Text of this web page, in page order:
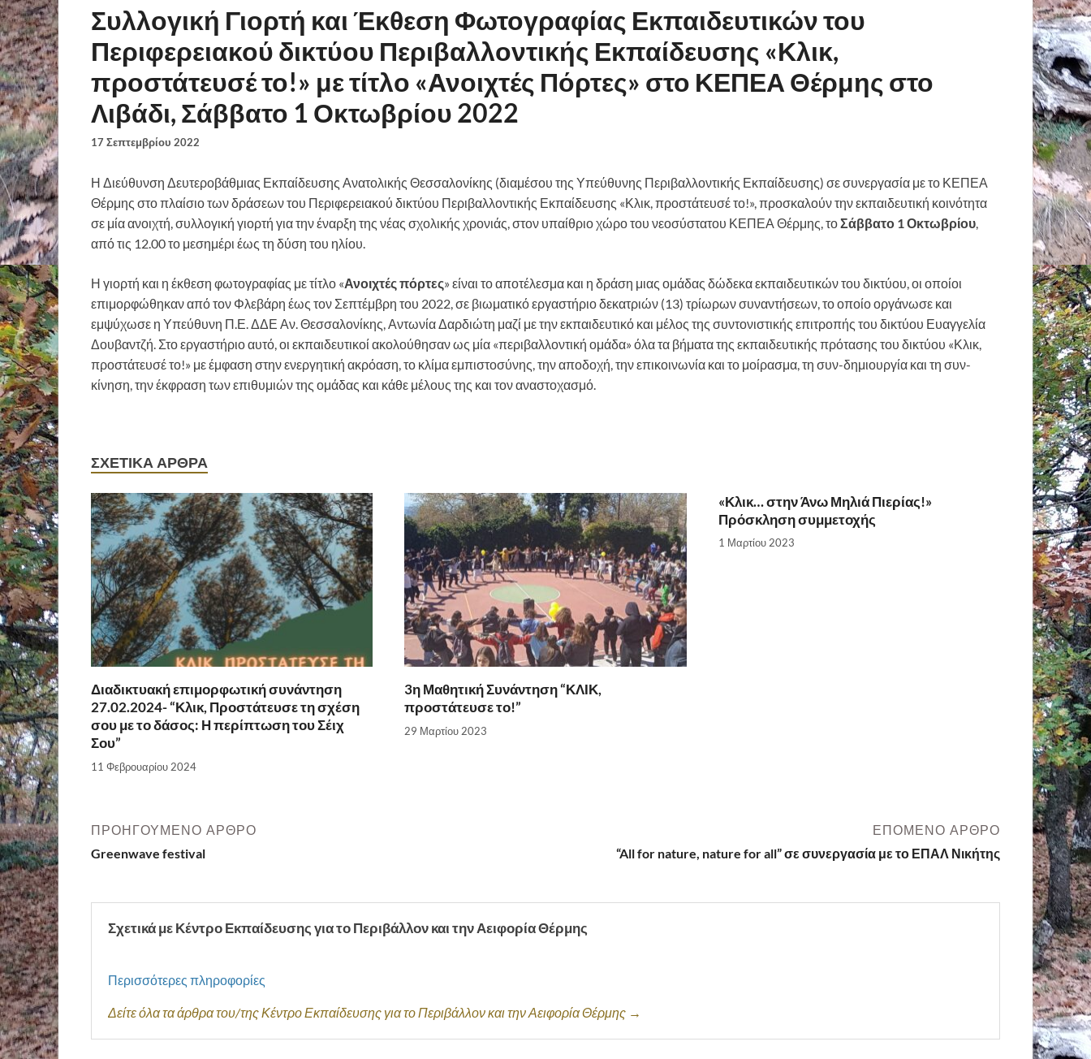
Συλλογική Γιορτή και Έκθεση Φωτογραφίας Εκπαιδευτικών του
Περιφερειακού δικτύου Περιβαλλοντικής Εκπαίδευσης «Κλικ,
προστάτευσέ το!» με τίτλο «Ανοιχτές Πόρτες» στο ΚΕΠΕΑ Θέρμης στο
Λιβάδι, Σάββατο 1 Οκτωβρίου 2022
17 Σεπτεμβρίου 2022
Η Διεύθυνση Δευτεροβάθμιας Εκπαίδευσης Ανατολικής Θεσσαλονίκης (διαμέσου της Υπεύθυνης Περιβαλλοντικής Εκπαίδευσης) σε συνεργασία με το ΚΕΠΕΑ
Θέρμης στο πλαίσιο των δράσεων του Περιφερειακού δικτύου Περιβαλλοντικής Εκπαίδευσης «Κλικ, προστάτευσέ το!», προσκαλούν την εκπαιδευτική κοινότητα
σε μία ανοιχτή, συλλογική γιορτή για την έναρξη της νέας σχολικής χρονιάς, στον υπαίθριο χώρο του νεοσύστατου ΚΕΠΕΑ Θέρμης, τοΣάββατο 1 Οκτωβρίου
από τις 12.00 το μεσημέρι έως τη δύση του ηλίου.
Η γιορτή και η έκθεση φωτογραφίας με τίτλο «Ανοιχτές πόρτες» είναι το αποτέλεσμα και η δράση μιας ομάδας δώδεκα εκπαιδευτικών του δικτύου, οι οποίοι
επιμορφώθηκαν από τον Φλεβάρη έως τον Σεπτέμβρη του 2022, σε βιωματικό εργαστήριο δεκατριών (13) τρίωρων συναντήσεων, το οποίο οργάνωσε και
εμψύχωσε η Υπεύθυνη Π.Ε. ΔΔΕ Αν. Θεσσαλονίκης, Αντωνία Δαρδιώτη μαζί με την εκπαιδευτικό και μέλος της συντονιστικής επιτροπής του δικτύου Ευαγγελία
Δουβαντζή. Στο εργαστήριο αυτό, οι εκπαιδευτικοί ακολούθησαν ως μία «περιβαλλοντική ομάδα» όλα τα βήματα της εκπαιδευτικής πρότασης του δικτύου «Κλικ,
προστάτευσέ το!» με έμφαση στην ενεργητική ακρόαση, το κλίμα εμπιστοσύνης, την αποδοχή, την επικοινωνία και το μοίρασμα, τη συν-δημιουργία και τη συν-
κίνηση, την έκφραση των επιθυμιών της ομάδας και κάθε μέλους της και τον αναστοχασμό.
ΣΧΕΤΙΚΆ ΆΡΘΡΑ
Διαδικτυακή επιμορφωτική συνάντηση
27.02.2024- “Κλικ, Προστάτευσε τη σχέση
σου με το δάσος: Η περίπτωση του Σέιχ
Σου”
11 Φεβρουαρίου 2024
3η Μαθητική Συνάντηση “ΚΛΙΚ,
προστάτευσε το!”
29 Μαρτίου 2023
«Κλικ… στην Άνω Μηλιά Πιερίας!»
Πρόσκληση συμμετοχής
1 Μαρτίου 2023
ΠΡΟΗΓΟΎΜΕΝΟ ΆΡΘΡΟ
Greenwave festival
ΕΠΌΜΕΝΟ ΆΡΘΡΟ
“All for nature, nature for all” σε συνεργασία με το ΕΠΑΛ Νικήτης
Σχετικά με Κέντρο Εκπαίδευσης για το Περιβάλλον και την Αειφορία Θέρμης
Περισσότερες πληροφορίες
Δείτε όλα τα άρθρα του/της Κέντρο Εκπαίδευσης για το Περιβάλλον και την Αειφορία Θέρμης →